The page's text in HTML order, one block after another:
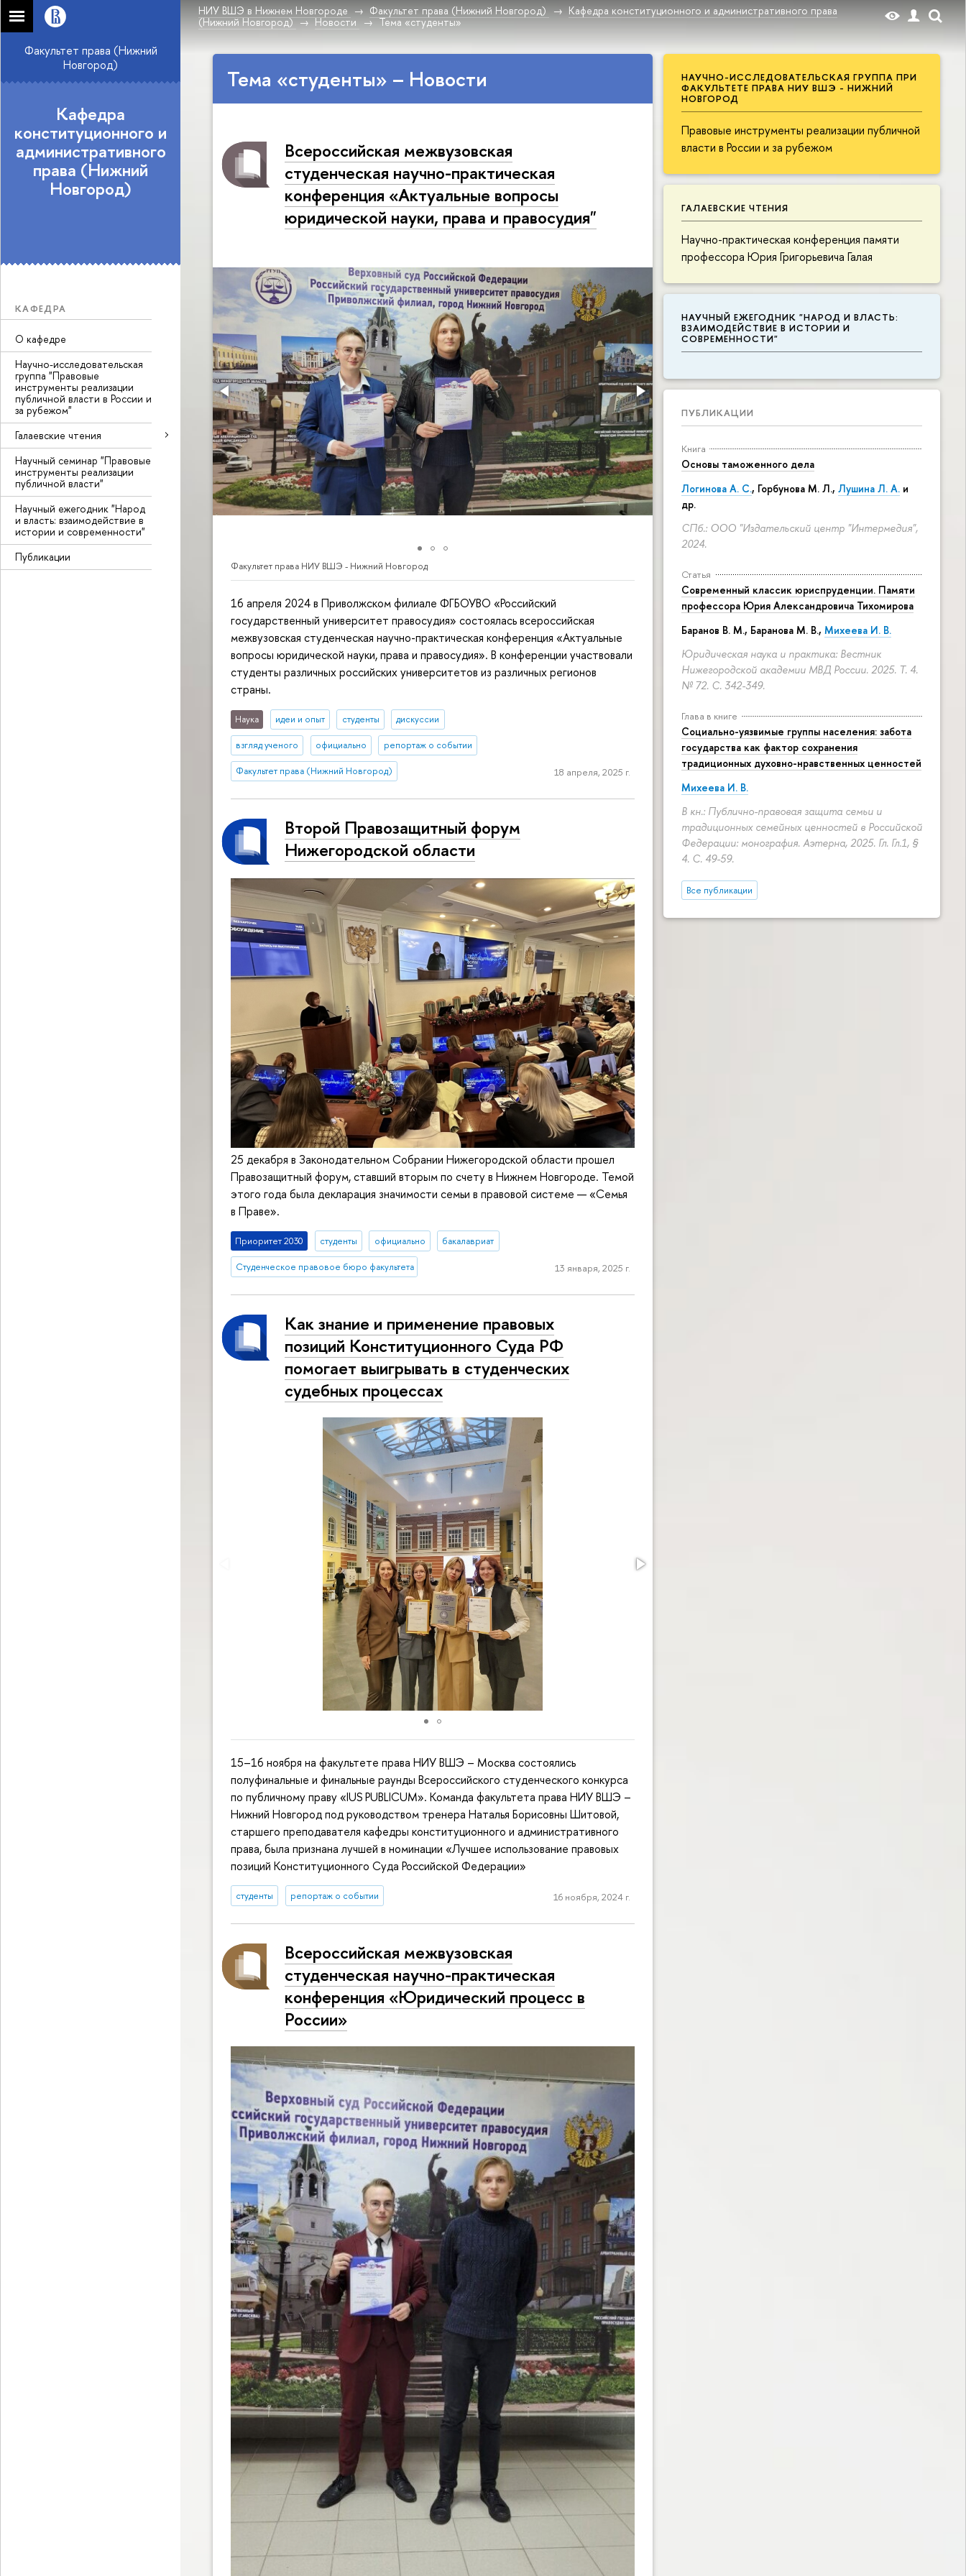
НИУ ВШЭ в Нижнем Новгороде Факультет права (Нижний Новгород)
Кафедра конституционного и административного права
(Нижний Новгород)
Новости Тема «студенты»
Факультет права (Нижний
Новгород)
Кафедра
конституционного и
административного
права (Нижний
Новгород)
КАФЕДРА
О кафедре
Научно-исследовательская
группа "Правовые
инструменты реализации
публичной власти в России и
за рубежом"
Галаевские чтения
Научный семинар "Правовые
инструменты реализации
публичной власти"
Научный ежегодник "Народ
и власть: взаимодействие в
истории и современности"
Публикации
НАУЧНО-ИССЛЕДОВАТЕЛЬСКАЯ ГРУППА ПРИ
ФАКУЛЬТЕТЕ ПРАВА НИУ ВШЭ - НИЖНИЙ
НОВГОРОД
Правовые инструменты реализации публичной
власти в России и за рубежом
ГАЛАЕВСКИЕ ЧТЕНИЯ
Научно-практическая конференция памяти
профессора Юрия Григорьевича Галая
НАУЧНЫЙ ЕЖЕГОДНИК "НАРОД И ВЛАСТЬ:
ВЗАИМОДЕЙСТВИЕ В ИСТОРИИ И
СОВРЕМЕННОСТИ"
ПУБЛИКАЦИИ
Книга
Основы таможенного дела
Логинова А. С., Горбунова М. Л., Лушина Л. А. и
др.
СПб.: ООО "Издательский центр "Интермедия",
2024.
Статья
Современный классик юриспруденции. Памяти
профессора Юрия Александровича Тихомирова
Баранов В. М., Баранова М. В., Михеева И. В.
Юридическая наука и практика: Вестник
Нижегородской академии МВД России. 2025. Т. 4.
№ 72. С. 342-349.
Глава в книге
Социально-уязвимые группы населения: забота
государства как фактор сохранения
традиционных духовно-нравственных ценностей
Михеева И. В.
В кн.: Публично-правовая защита семьи и
традиционных семейных ценностей в Российской
Федерации: монография. Аэтерна, 2025. Гл. Гл.1, §
4. С. 49-59.
Все публикации
Тема «студенты» – Новости
Всероссийская межвузовская
студенческая научно-практическая
конференция «Актуальные вопросы
юридической науки, права и правосудия"
Факультет права НИУ ВШЭ - Нижний Новгород
16 апреля 2024 в Приволжском филиале ФГБОУВО «Российский
государственный университет правосудия» состоялась всероссийская
межвузовская студенческая научно-практическая конференция «Актуальные
вопросы юридической науки, права и правосудия». В конференции участвовали
студенты различных российских университетов из различных регионов
страны.
Наука идеи и опыт студенты дискуссии
взгляд ученого официально репортаж о событии
Факультет права (Нижний Новгород) 18 апреля, 2025 г.
Второй Правозащитный форум
Нижегородской области
25 декабря в Законодательном Собрании Нижегородской области прошел
Правозащитный форум, ставший вторым по счету в Нижнем Новгороде. Темой
этого года была декларация значимости семьи в правовой системе — «Семья
в Праве».
Приоритет 2030 студенты официально бакалавриат
Студенческое правовое бюро факультета права (Нижний Новгород) 13 января, 2025 г.
Как знание и применение правовых
позиций Конституционного Суда РФ
помогает выигрывать в студенческих
судебных процессах
15–16 ноября на факультете права НИУ ВШЭ – Москва состоялись
полуфинальные и финальные раунды Всероссийского студенческого конкурса
по публичному праву «IUS PUBLICUM». Команда факультета права НИУ ВШЭ –
Нижний Новгород под руководством тренера Наталья Борисовны Шитовой,
старшего преподавателя кафедры конституционного и административного
права, была признана лучшей в номинации «Лучшее использование правовых
позиций Конституционного Суда Российской Федерации»
студенты репортаж о событии 16 ноября, 2024 г.
Всероссийская межвузовская
студенческая научно-практическая
конференция «Юридический процесс в
России»